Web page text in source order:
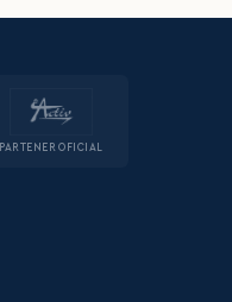
PARTENER OFICIAL